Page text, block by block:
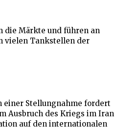
die Märkte und führen an
vielen Tankstellen der
einer Stellungnahme fordert
Ausbruch des Kriegs im Iran
auf den internationalen